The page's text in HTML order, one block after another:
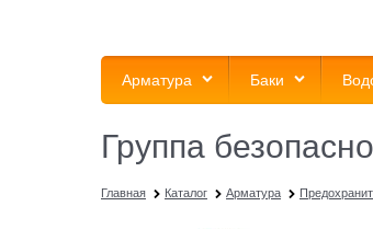
Арматура Баки
Группа
Главная Каталог Арматура